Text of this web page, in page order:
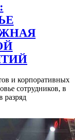
и корпоративных
сотрудников, в
разряд